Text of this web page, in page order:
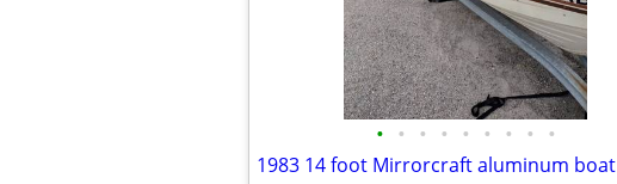
• • • • • • • • •
1983 14 foot Mirrorcraft aluminum boat